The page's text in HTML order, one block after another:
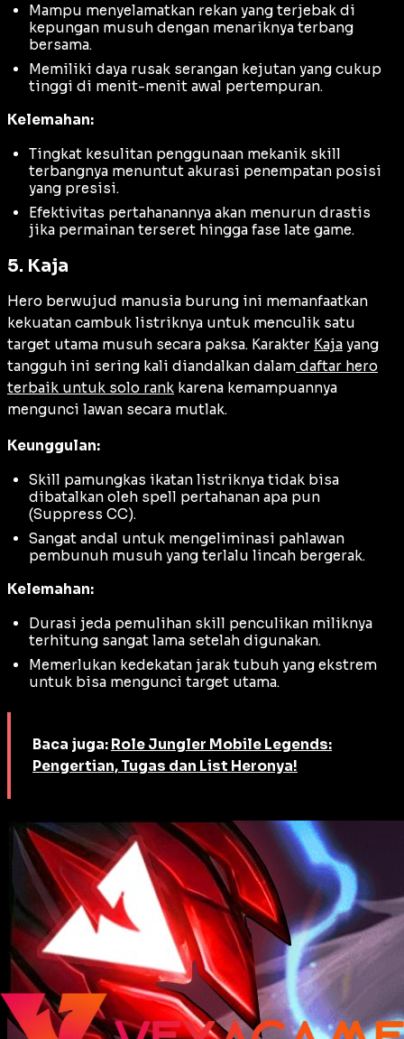
Mampu menyelamatkan rekan yang terjebak di
kepungan musuh dengan menariknya terbang
bersama.
Memiliki daya rusak serangan kejutan yang cukup
tinggi di menit-menit awal pertempuran.
Kelemahan:
Tingkat kesulitan penggunaan mekanik skill
terbangnya menuntut akurasi penempatan posisi
yang presisi.
Efektivitas pertahanannya akan menurun drastis
jika permainan terseret hingga fase late game.
5. Kaja
Hero berwujud manusia burung ini memanfaatkan
kekuatan cambuk listriknya untuk menculik satu
target utama musuh secara paksa. Karakter Kaja yang
tangguh ini sering kali diandalkan dalam daftar hero
terbaik untuk solo rank karena kemampuannya
mengunci lawan secara mutlak.
Keunggulan:
Skill pamungkas ikatan listriknya tidak bisa
dibatalkan oleh spell pertahanan apa pun
(Suppress CC).
Sangat andal untuk mengeliminasi pahlawan
pembunuh musuh yang terlalu lincah bergerak.
Kelemahan:
Durasi jeda pemulihan skill penculikan miliknya
terhitung sangat lama setelah digunakan.
Memerlukan kedekatan jarak tubuh yang ekstrem
untuk bisa mengunci target utama.
Baca juga: Role Jungler Mobile Legends:
Pengertian, Tugas dan List Heronya!